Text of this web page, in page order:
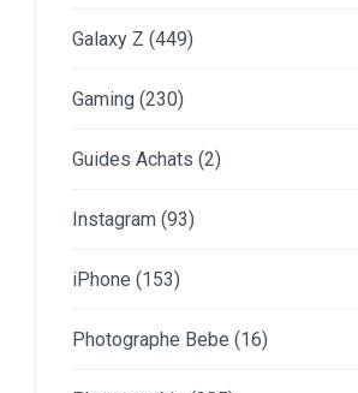
Galaxy Z (449)
Gaming (230)
Guides Achats (2)
Instagram (93)
iPhone (153)
Photographe Bebe (16)